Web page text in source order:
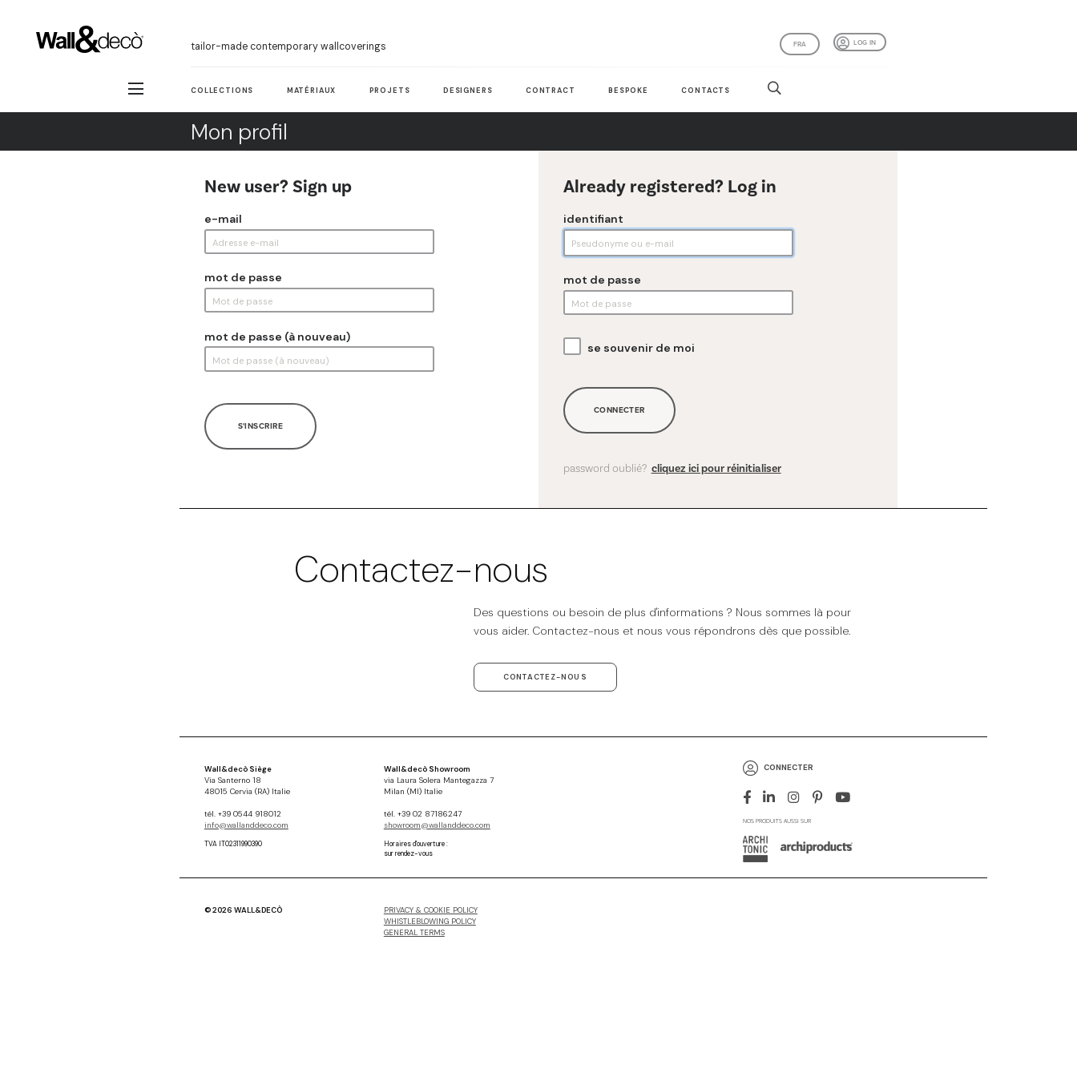
tailor-made contemporary wallcoverings LOG IN
FRA
COLLECTIONS MATÉRIAUX PROJETS DESIGNERS CONTRACT BESPOKE CONTACTS
Mon profil
New user? Sign up
e-mail
mot de passe
mot de passe (à nouveau)
S'INSCRIRE
Already registered? Log in
identifiant
mot de passe
se souvenir de moi
CONNECTER
password oublié? cliquez ici pour réinitialiser
Contactez-nous
Des questions ou besoin de plus d'informations ? Nous sommes là pour
vous aider. Contactez-nous et nous vous répondrons dès que possible.
CONTACTEZ-NOUS
Wall&decò Siège
Via Santerno 18
48015 Cervia (RA) Italie
tél. +39 0544 918012
info@wallanddeco.com
TVA IT02311990390
Wall&decò Showroom
via Laura Solera Mantegazza 7
Milan (MI) Italie
tél. +39 02 87186247
showroom@wallanddeco.com
Horaires d'ouverture :
sur rendez-vous
CONNECTER
NOS PRODUITS AUSSI SUR
© 2026 WALL&DECÒ
PRIVACY & COOKIE POLICY
WHISTLEBLOWING POLICY
GENERAL TERMS